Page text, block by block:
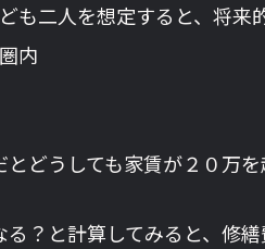
も二人を想定すると、将来
内
どうしても家賃が２０万を
？と計算してみると、修